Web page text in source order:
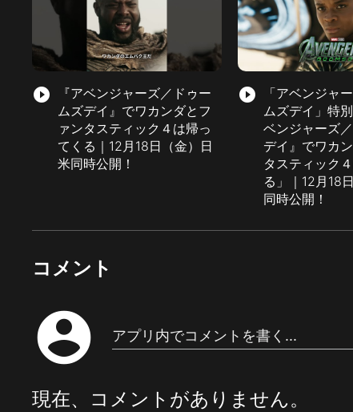
play_circle_filled
『アベンジャーズ／ドゥー
ムズデイ』でワカンダとフ
ァンタスティック４は帰っ
てくる｜12月18日（金）日
米同時公開！
play_circle_filled
「アベンジャ
ムズデイ」特
ベンジャーズ
デイ』でワカ
タスティック
る」｜12月18
同時公開！
コメント
account_circle アプリ内でコメントを書く...
現在、コメントがありません。